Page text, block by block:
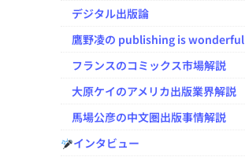
デジタル出版論
鷹野凌の publishing is wonderful
フランスのコミックス市場解説
大原ケイのアメリカ出版業界解説
馬場公彦の中文圏出版事情解説
インタビュー